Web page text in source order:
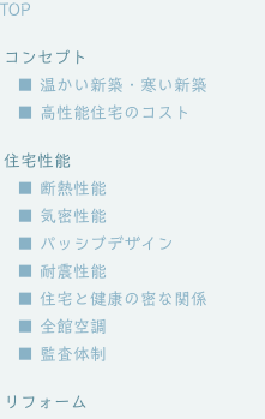
TOP
コンセプト
■ 温かい新築・寒い新築
■ 高性能住宅のコスト
住宅性能
■ 断熱性能
■ 気密性能
■ パッシブデザイン
■ 耐震性能
■ 住宅と健康の密な関係
■ 全館空調
■ 監査体制
リフォーム